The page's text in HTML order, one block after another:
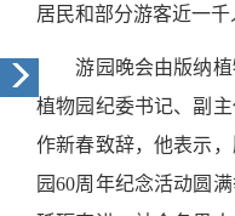
居民和部分游客近一千
游园晚会由版纳植
植物园纪委书记、副
作新春致辞，他表示
园60周年纪念活动圆